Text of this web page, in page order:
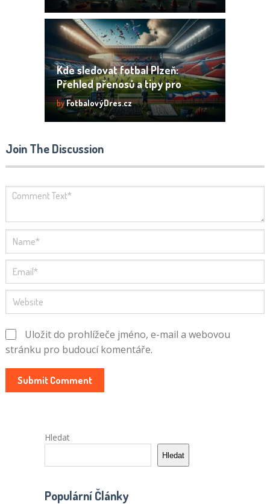
Kde sledovat fotbal Plzeň:
Přehled přenosů a tipy pro
fanoušky
byFotbalovýDres.cz
Join The Discussion
Uložit do prohlížeče jméno, e-mail a webovou
stránku pro budoucí komentáře.
Hledat
Hledat
Populární Články